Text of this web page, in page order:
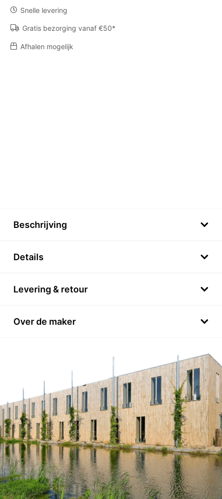
Creme
aantal
Snelle levering
Gratis bezorging vanaf €50*
Afhalen mogelijk
Beschrijving
Details
Levering & retour
Over de maker